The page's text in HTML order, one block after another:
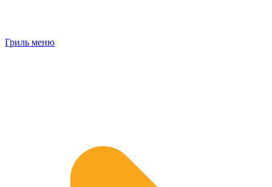
Гриль меню